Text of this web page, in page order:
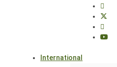
International